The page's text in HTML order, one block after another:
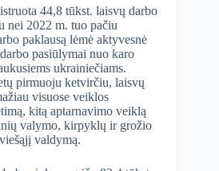
44,8 tūkst. laisvų darbo
nei 2022 m. tuo pačiu
paklausą lėmė aktyvesnė
pasiūlymai nuo karo
ukrainiečiams.
pirmuoju ketvirčiu, laisvų
visuose veiklos
kitą aptarnavimo veiklą
valymo, kirpyklų ir grožio
valdymą.